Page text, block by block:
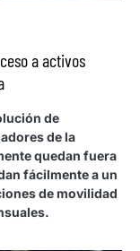
a activos
de
de la
quedan fuera
fácilmente a un
de movilidad